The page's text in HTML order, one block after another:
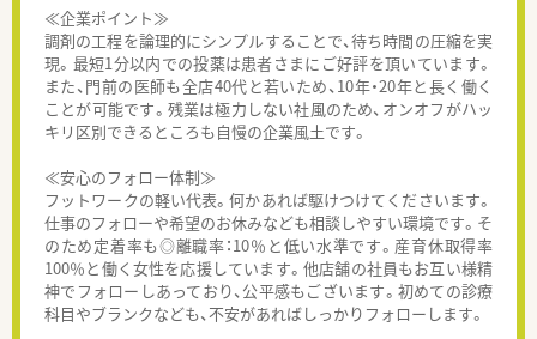
≪企業ポイント≫
調剤の工程を論理的にシンプルすることで、待ち時間の圧縮を実
現。最短1分以内での投薬は患者さまにご好評を頂いています。
また、門前の医師も全店40代と若いため、10年・20年と長く働く
ことが可能です。残業は極力しない社風のため、オンオフがハッ
キリ区別できるところも自慢の企業風土です。
≪安心のフォロー体制≫
フットワークの軽い代表。何かあれば駆けつけてくださいます。
仕事のフォローや希望のお休みなども相談しやすい環境です。そ
のため定着率も◎離職率：10％と低い水準です。産育休取得率
100％と働く女性を応援しています。他店舗の社員もお互い様精
神でフォローしあっており、公平感もございます。初めての診療
科目やブランクなども、不安があればしっかりフォローします。